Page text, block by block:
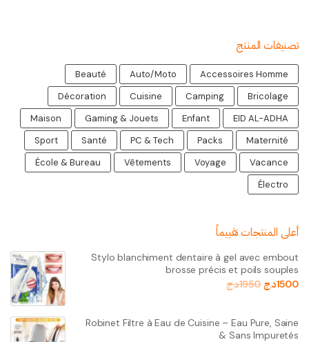
تصنيفات المنتج
Accessoires Homme
Auto/Moto
Beauté
Bricolage
Camping
Cuisine
Décoration
EID AL-ADHA
Enfant
Gaming & Jouets
Maison
Maternité
Packs
PC & Tech
Santé
Sport
Vacance
Voyage
Vêtements
École & Bureau
Électro
أعلى المنتجات تقييماً
Stylo blanchiment dentaire à gel avec embout
brosse précis et poils souples
1500د.ج 1950د.ج
Robinet Filtre à Eau de Cuisine – Eau Pure, Saine
& Sans Impuretés